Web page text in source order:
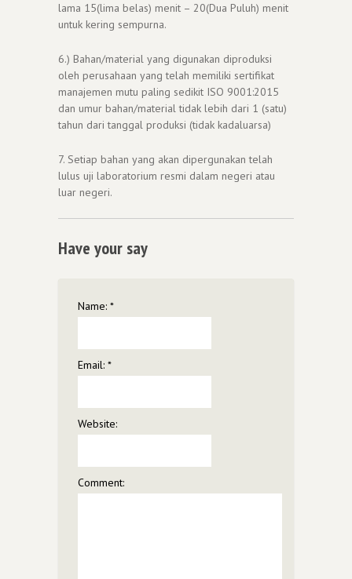
lama 15(lima belas) menit – 20(Dua Puluh) menit
untuk kering sempurna.
6.) Bahan/material yang digunakan diproduksi
oleh perusahaan yang telah memiliki sertifikat
manajemen mutu paling sedikit ISO 9001:2015
dan umur bahan/material tidak lebih dari 1 (satu)
tahun dari tanggal produksi (tidak kadaluarsa)
7. Setiap bahan yang akan dipergunakan telah
lulus uji laboratorium resmi dalam negeri atau
luar negeri.
Have your say
Name: *
Email: *
Website:
Comment: